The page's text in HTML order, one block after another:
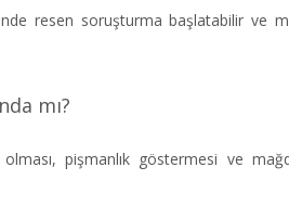
resen soruşturma başlatabilir ve
mı?
pişmanlık göstermesi ve